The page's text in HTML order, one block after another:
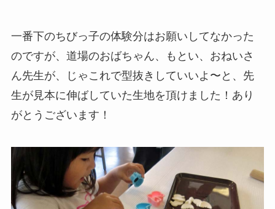
一番下のちびっ子の体験分はお願いしてなかった
のですが、道場のおばちゃん、もとい、おねいさ
ん先生が、じゃこれで型抜きしていいよ〜と、先
生が見本に伸ばしていた生地を頂けました！あり
がとうございます！